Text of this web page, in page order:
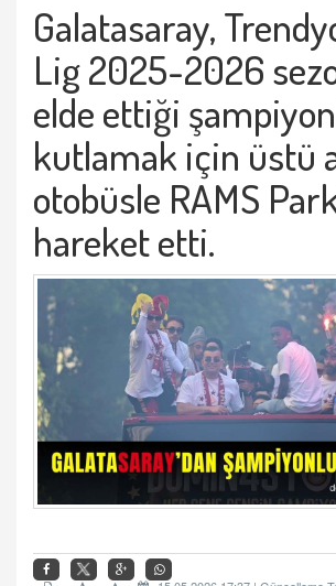
Galatasaray,
Lig 2025-2026
elde ettiği
kutlamak için üstü
otobüsle RAMS
hareket etti.